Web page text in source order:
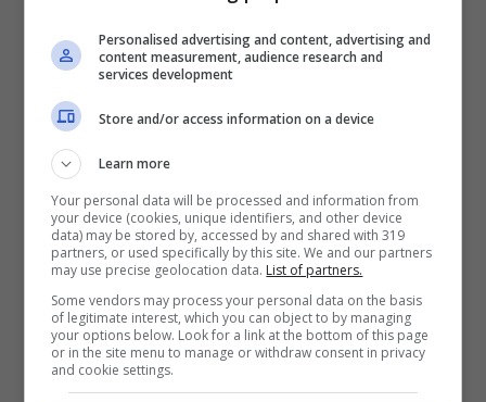
un mese circa e si proverà ad averlo contro la
Roma
almeno per la panchina. Tuttavia è più
probabile che l’esterno torni disponibile il 23
riguarda invece
delusione del mercato estivo, che alla vigilia
del match contro laFiorentinadello scorso
12 novembre,si era procurato la lesione
parziale del legamento collaterale del
ginocchio destro, i tempi potrebbero essere
più lunghi. Più facile rivederlo tra i convocati
Personalised advertising and content, advertising and
content measurement, audience research and
services development
Store and/or access information on a device
Learn more
Your personal data will be processed and information from
your device (cookies, unique identifiers, and other device
data) may be stored by, accessed by and shared with 319
partners, or used specifically by this site. We and our partners
may use precise geolocation data. List of partners.
Some vendors may process your personal data on the basis
of legitimate interest, which you can object to by managing
your options below. Look for a link at the bottom of this page
or in the site menu to manage or withdraw consent in privacy
and cookie settings.